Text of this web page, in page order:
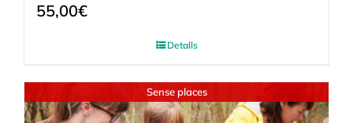
55,00€
Detalls
Sense places